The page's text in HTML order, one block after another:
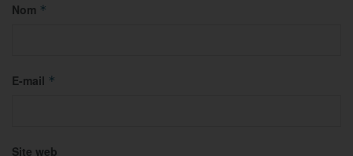
Nom *
E-mail *
Site web